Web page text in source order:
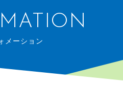
メーション